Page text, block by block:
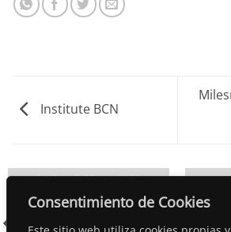
Consentimiento de Cookies
Institute BCN
DUBAI DERMA 2021